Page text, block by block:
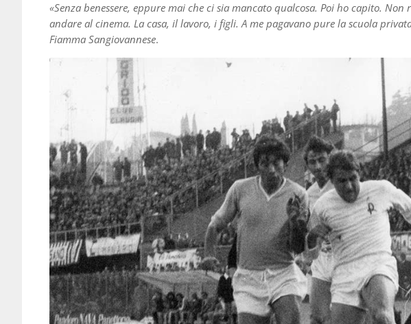
«Senza benessere, eppure mai che ci sia mancato qualcosa. Poi ho capito.
andare al cinema. La casa, il lavoro, i figli. A me pagavano pure la scuola
Fiamma Sangiovannese.